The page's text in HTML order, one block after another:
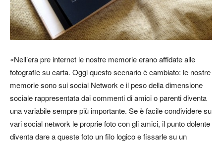
«Nell’era pre internet le nostre memorie erano affidate alle
fotografie su carta. Oggi questo scenario è cambiato: le nostre
memorie sono sui social Network e il peso della dimensione
sociale rappresentata dai commenti di amici o parenti diventa
una variabile sempre più importante. Se è facile condividere su
vari social network le proprie foto con gli amici, il punto dolente
diventa dare a queste foto un filo logico e fissarle su un